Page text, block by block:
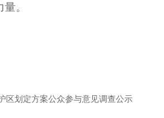
。
区划定方案公众参与意见调查公示